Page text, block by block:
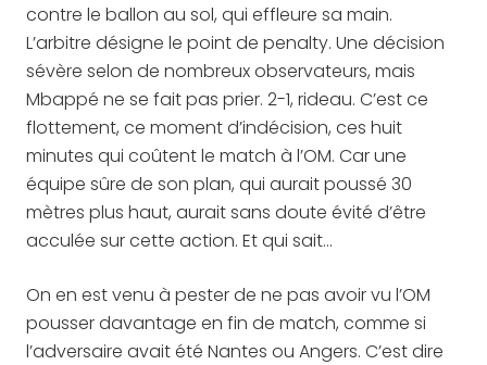
contre le ballon au sol, qui effleure sa main.
L’arbitre désigne le point de penalty. Une décision
sévère selon de nombreux observateurs, mais
Mbappé ne se fait pas prier. 2-1, rideau. C’est ce
flottement, ce moment d’indécision, ces huit
minutes qui coûtent le match à l’OM. Car une
équipe sûre de son plan, qui aurait poussé 30
mètres plus haut, aurait sans doute évité d’être
acculée sur cette action. Et qui sait…
On en est venu à pester de ne pas avoir vu l’OM
pousser davantage en fin de match, comme si
l’adversaire avait été Nantes ou Angers. C’est dire